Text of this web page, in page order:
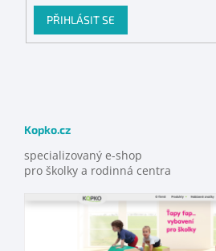
PŘIHLÁSIT SE
Kopko.cz
specializovaný e-shop
pro školky a rodinná centra